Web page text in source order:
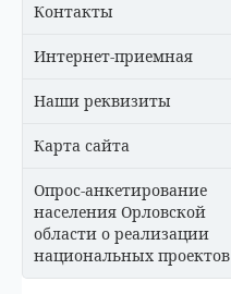
Контакты
Интернет-приемная
Наши реквизиты
Карта сайта
Опрос-анкетирование
населения Орловской
области о реализации
национальных проектов